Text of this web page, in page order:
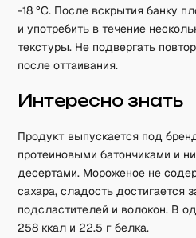
-18 °C. После вскрытия банку
и употребить в течение
текстуры. Не подвергать
после оттаивания.
Интересно знать
Продукт выпускается под
протеиновыми батончиками и
десертами. Мороженое не
сахара, сладость достигается
подсластителей и волокон. В
258 ккал и 22.5 г белка.